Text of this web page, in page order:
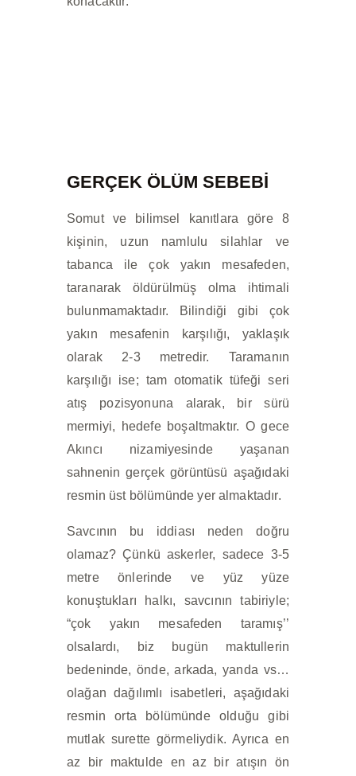
GERÇEK ÖLÜM SEBEBİ
Somut ve bilimsel kanıtlara göre 8
kişinin, uzun namlulu silahlar ve
tabanca ile çok yakın mesafeden,
taranarak öldürülmüş olma ihtimali
bulunmamaktadır. Bilindiği gibi çok
yakın mesafenin karşılığı, yaklaşık
olarak 2-3 metredir. Taramanın
karşılığı ise; tam otomatik tüfeği seri
atış pozisyonuna alarak, bir sürü
mermiyi, hedefe boşaltmaktır. O gece
Akıncı nizamiyesinde yaşanan
sahnenin gerçek görüntüsü aşağıdaki
resmin üst bölümünde yer almaktadır.
Savcının bu iddiası neden doğru
olamaz? Çünkü askerler, sadece 3-5
metre önlerinde ve yüz yüze
konuştukları halkı, savcının tabiriyle;
“çok yakın mesafeden taramış’’
olsalardı, biz bugün maktullerin
bedeninde, önde, arkada, yanda vs…
olağan dağılımlı isabetleri, aşağıdaki
resmin orta bölümünde olduğu gibi
mutlak surette görmeliydik. Ayrıca en
az bir maktulde en az bir atışın ön